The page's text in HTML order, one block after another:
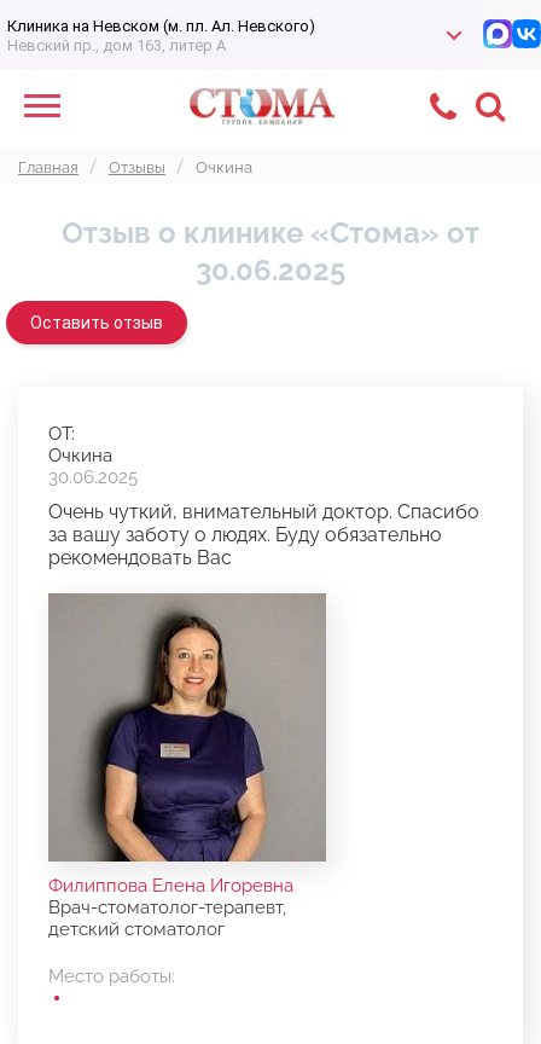
Клиника на Невском (м. пл. Ал. Невского)
Невский пр., дом 163, литер А
Главная Отзывы Очкина
Отзыв о клинике «Стома» от
30.06.2025
Оставить отзыв
Филиппова Елена Игоревна
Врач-стоматолог-терапевт,
детский стоматолог
Место работы:
ОТ:
Очкина
30.06.2025
Очень чуткий, внимательный доктор. Спасибо
за вашу заботу о людях. Буду обязательно
рекомендовать Вас